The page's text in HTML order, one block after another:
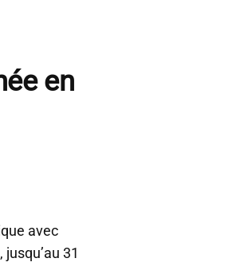
en
avec
31